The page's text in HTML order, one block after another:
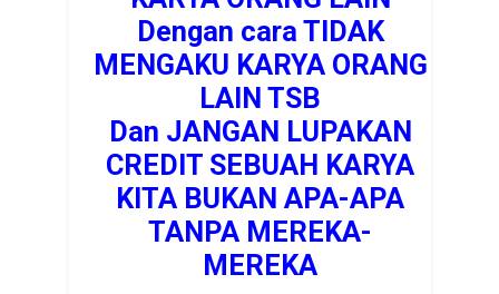
Dengan cara TIDAK
MENGAKU KARYA ORANG
LAIN TSB
Dan JANGAN LUPAKAN
CREDIT SEBUAH KARYA
KITA BUKAN APA-APA
TANPA MEREKA-
MEREKA